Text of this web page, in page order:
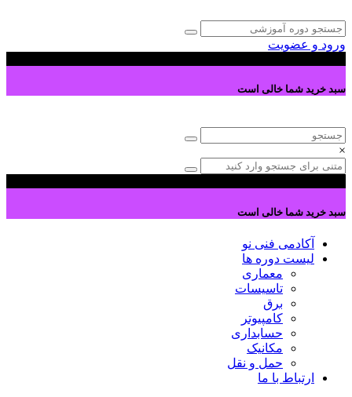
ورود و عضویت
سبد خرید شما خالی است
×
سبد خرید شما خالی است
آکادمی فنی نو
لیست دوره ها
معماری
تاسیسات
برق
کامپیوتر
حسابداری
مکانیک
حمل و نقل
ارتباط با ما